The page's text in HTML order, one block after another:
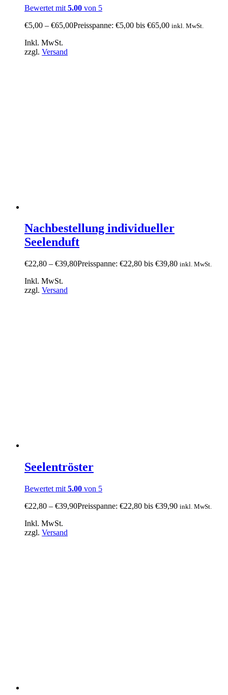
Bewertet mit 5.00 von 5
€5,00 – €65,00Preisspanne: €5,00 bis €65,00 inkl. MwSt.
Inkl. MwSt.
zzgl. Versand
Nachbestellung individueller
Seelenduft
€22,80 – €39,80Preisspanne: €22,80 bis €39,80 inkl. MwSt.
Inkl. MwSt.
zzgl. Versand
Seelentröster
Bewertet mit 5.00 von 5
€22,80 – €39,90Preisspanne: €22,80 bis €39,90 inkl. MwSt.
Inkl. MwSt.
zzgl. Versand